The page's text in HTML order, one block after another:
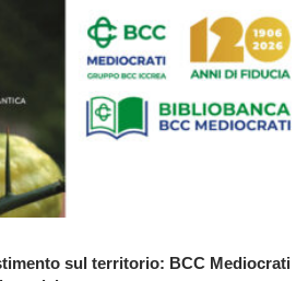
sul territorio: BCC Mediocrati